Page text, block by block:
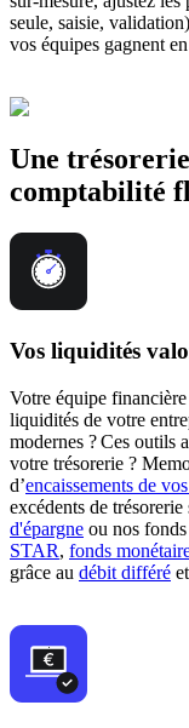
seule, saisie,
vos équipes gagnent
Une
comptabilité
Vos liquidités
Votre équipe
liquidités de votre
modernes ? Ces outils
votre trésorerie ?
d’encaissements de
excédents de
d'épargne ou nos
STAR, fonds
grâce au débit différé